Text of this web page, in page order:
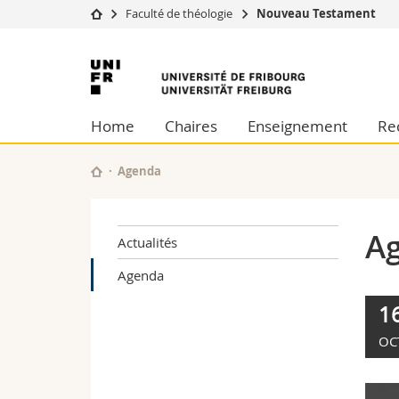
Université
Recherche
Université
Formation continue
Sciences
Lettres et
Faculté de théologie Nouveau Testament
Université
de
Fribourg
Home Chaires Enseignement
Agenda
Actualités
Agenda